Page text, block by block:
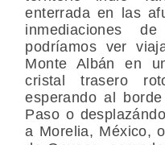
enterrada en las
inmediaciones
podríamos ver
Monte Albán en
cristal trasero
esperando al
Paso o
a Morelia, México,